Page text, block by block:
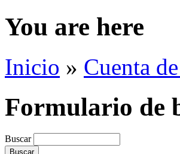
You are here
Inicio » Cuenta
Formulario de
Buscar